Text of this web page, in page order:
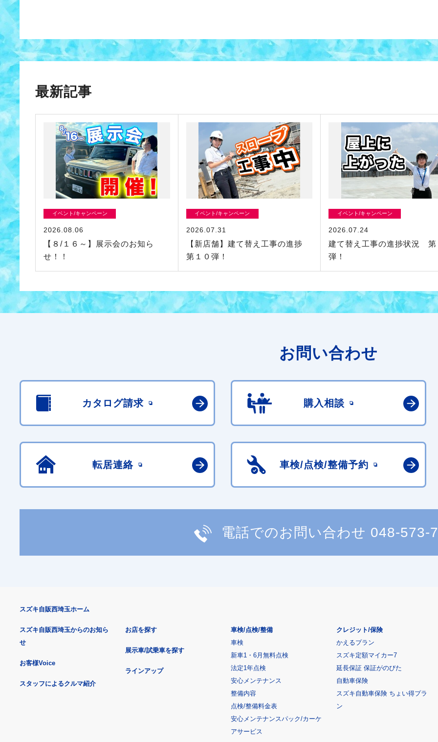
最新記事
イベント/キャンペーン
2026.08.06
【８/１６～】展示会のお知ら
せ！！
イベント/キャンペーン
2026.07.31
【新店舗】建て替え工事の進捗
第１０弾！
イベント/キャンペーン
2026.07.24
建て替え工事の進捗状況 第
弾！
お問い合わせ
カタログ請求 購入相談
転居連絡 車検/点検/整備予約
電話でのお問い合わせ 048-573-
スズキ自販西埼玉ホーム
スズキ自販西埼玉からのお知ら
せ
お客様Voice
スタッフによるクルマ紹介
お店を探す
展示車/試乗車を探す
ラインアップ
車検/点検/整備
車検
新車1・6月無料点検
法定1年点検
安心メンテナンス
整備内容
点検/整備料金表
安心メンテナンスパック/カーケ
アサービス
クレジット/保険
かえるプラン
スズキ定額マイカー7
延長保証 保証がのびた
自動車保険
スズキ自動車保険 ちょい得プラ
ン